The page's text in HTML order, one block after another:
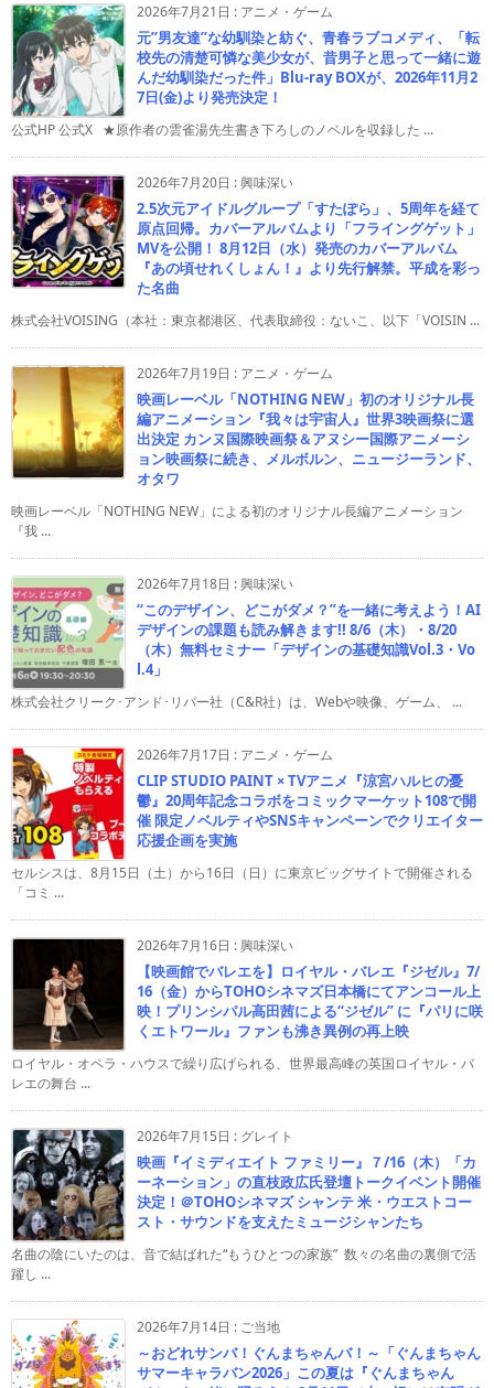
2026年7月21日 : アニメ・ゲーム
元”男友達”な幼馴染と紡ぐ、青春ラブコメディ、「転
校先の清楚可憐な美少女が、昔男子と思って一緒に遊
んだ幼馴染だった件」Blu-ray BOXが、2026年11月2
7日(金)より発売決定！
公式HP 公式X ★原作者の雲雀湯先生書き下ろしのノベルを収録した ...
2026年7月20日 :興味深い
2.5次元アイドルグループ「すたぽら」、5周年を経て
原点回帰。カバーアルバムより「フライングゲット」
MVを公開！ 8月12日（水）発売のカバーアルバム
『あの頃せれくしょん！』より先行解禁。平成を彩っ
た名曲
株式会社VOISING（本社：東京都港区、代表取締役：ないこ、以下「VOISIN ...
2026年7月19日 : アニメ・ゲーム
映画レーベル「NOTHING NEW」初のオリジナル長
編アニメーション『我々は宇宙人』世界3映画祭に選
出決定 カンヌ国際映画祭＆アヌシー国際アニメーシ
ョン映画祭に続き、メルボルン、ニュージーランド、
オタワ
映画レーベル「NOTHING NEW」による初のオリジナル長編アニメーション
『我 ...
2026年7月18日 :興味深い
“このデザイン、どこがダメ？”を一緒に考えよう！AI
デザインの課題も読み解きます!! 8/6（木）・8/20
（木）無料セミナー「デザインの基礎知識Vol.3・Vo
l.4」
株式会社クリーク･アンド･リバー社（C&R社）は、Webや映像、ゲーム、 ...
2026年7月17日 : アニメ・ゲーム
CLIP STUDIO PAINT × TVアニメ『涼宮ハルヒの憂
鬱』20周年記念コラボをコミックマーケット108で開
催 限定ノベルティやSNSキャンペーンでクリエイター
応援企画を実施
セルシスは、8月15日（土）から16日（日）に東京ビッグサイトで開催される
「コミ ...
2026年7月16日 :興味深い
【映画館でバレエを】ロイヤル・バレエ『ジゼル』7/
16（金）からTOHOシネマズ日本橋にてアンコール上
映！プリンシパル高田茜による“ジゼル” に『パリに咲
くエトワール』ファンも沸き異例の再上映
ロイヤル・オペラ・ハウスで繰り広げられる、世界最高峰の英国ロイヤル・バ
レエの舞台 ...
2026年7月15日 : グレイト
映画『イミディエイト ファミリー』７/16（木）「カ
ーネーション」の直枝政広氏登壇トークイベント開催
決定！＠TOHOシネマズ シャンテ 米・ウエストコー
スト・サウンドを支えたミュージシャンたち
名曲の陰にいたのは、音で結ばれた“もうひとつの家族” 数々の名曲の裏側で活
躍し ...
2026年7月14日 : ご当地
～おどれサンバ！ぐんまちゃんバ！～「ぐんまちゃん
サマーキャラバン2026」この夏は『ぐんまちゃん